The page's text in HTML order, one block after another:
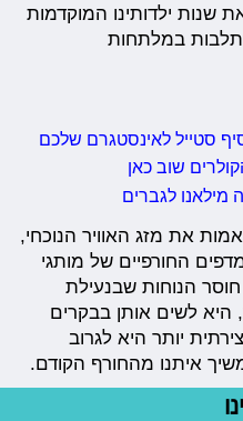
שנות ילדותינו המוקדמות
במלתחות
סטייל לאינסטגרם שלכם
שוב כאן
מילאנו לגברים
את מזג האוויר הנוכחי,
החורפיים של מותגי
הנוחות שבנעילת
היא לשים אותן בבקרים
יותר היא לגרוב
איתנו מהחורף הקודם.